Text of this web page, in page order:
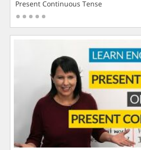
Present Continuous Tense